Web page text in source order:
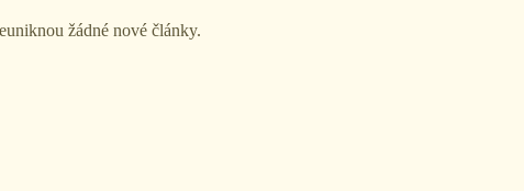
žádné nové články.